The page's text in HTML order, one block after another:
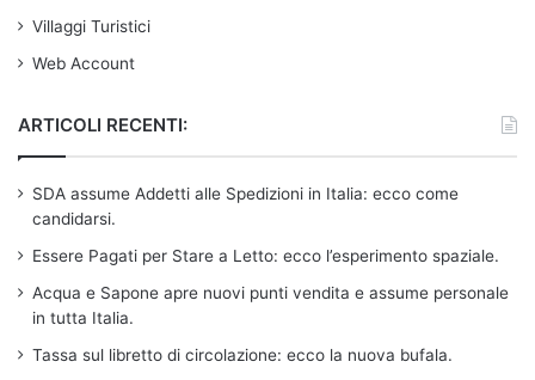
Villaggi Turistici
Web Account
ARTICOLI RECENTI:
SDA assume Addetti alle Spedizioni in Italia: ecco come
candidarsi.
Essere Pagati per Stare a Letto: ecco l’esperimento spaziale.
Acqua e Sapone apre nuovi punti vendita e assume personale
in tutta Italia.
Tassa sul libretto di circolazione: ecco la nuova bufala.